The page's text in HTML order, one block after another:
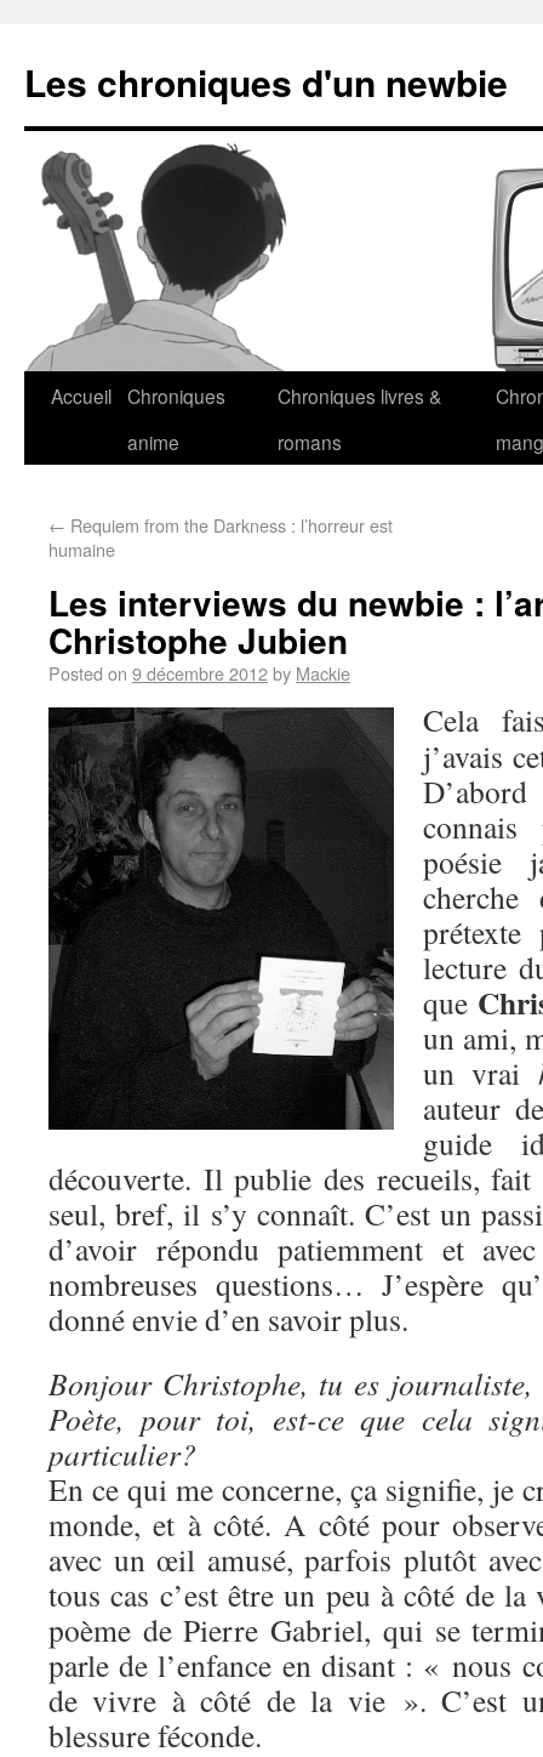
Les chroniques d'un newbie
Accueil Chroniques
anime
Chroniques livres &
romans
← Requiem from the Darkness : l’horreur est
humaine
Les interviews du newbie :
Christophe Jubien
Posted on 9 décembre 2012by Mackie
Cela
j’avais
poésie
cherche
lecture
que
un ami,
un vrai
auteur
guide
découverte. Il publie des recueils, fait
seul, bref, il s’y connaît. C’est un
d’avoir répondu patiemment et
nombreuses questions… J’espère
donné envie d’en savoir plus.
Bonjour Christophe, tu es journaliste,
Poète, pour toi, est-ce que cela
particulier?
En ce qui me concerne, ça signifie, je
monde, et à côté. A côté pour
avec un œil amusé, parfois plutôt
tous cas c’est être un peu à côté de
poème de Pierre Gabriel, qui se
parle de l’enfance en disant : « nous
de vivre à côté de la vie ». C’est
blessure féconde.